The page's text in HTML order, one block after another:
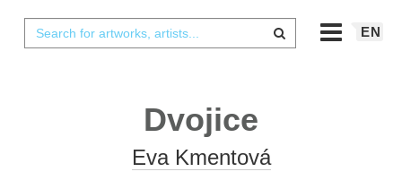
EN
Dvojice
Eva Kmentová